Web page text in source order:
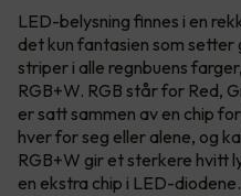
LED-belysning finnes i en
det kun fantasien som setter
striper i alle regnbuens
RGB+W. RGB står for Red,
er satt sammen av en chip
hver for seg eller alene, og
RGB+W gir et sterkere hvitt
en ekstra chip i LED-diodene.